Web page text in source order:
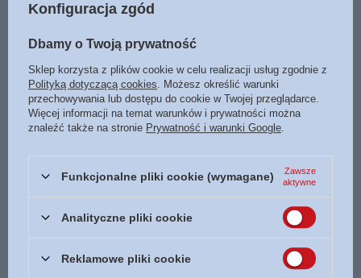
Rodowód łaski - Francine
125,00 zł / szt.
Najniższa cena z 30 dni przed
obniżką:162,49 zł -23%
Cena regularna:300,00 zł -58%
Dave Hunt - oprawa miękka
125,00 zł
Najniższa cena z 30 dni przed
obniżką:100,00 zł +25%
Cena regularna:150,00 zł
Konfiguracja zgód
Dbamy o Twoją prywatność
Sklep korzysta z plików cookie w celu realizacji usług zgodnie z
Polityką dotyczącą cookies . Możesz określić warunki
przechowywania lub dostępu do cookie w Twojej przeglądarce.
Więcej informacji na temat warunków i prywatności można
znaleźć także na stronie Prywatność i warunki Google
Funkcjonalne pliki cookie (wymagane)
Zawsze
aktywne
Analityczne pliki cookie
Reklamowe pliki cookie